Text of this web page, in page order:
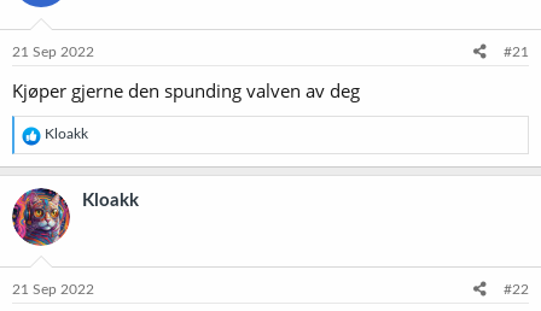
a
r
e
r
a
21 Sep 2022 #21
Kjøper gjerne den spunding valven av deg
R
e
a
k
s
j
o
e
Kloakk
Kloakk
21 Sep 2022 #22